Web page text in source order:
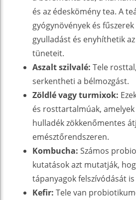
és az édeskömény tea. A
gyógynövények és
gyulladást és enyhíthetik
tüneteit.
Aszalt szilvalé: Tele
serkentheti a bélmozgást.
Zöldlé vagy turmixok:
és rosttartalmúak,
hulladék zökkenőmentes
emésztőrendszeren.
Kombucha: Számos
kutatások azt mutatják,
tápanyagok felszívódását
Kefir: Tele van